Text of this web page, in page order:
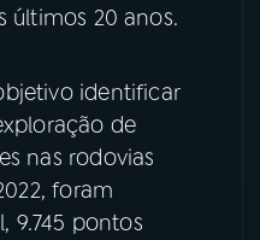
Facebook
X
últimos 20 anos.
identificar
de
nas rodovias
foram
9.745 pontos